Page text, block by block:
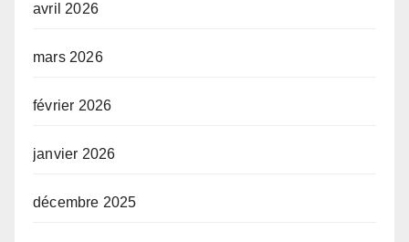
avril 2026
mars 2026
février 2026
janvier 2026
décembre 2025